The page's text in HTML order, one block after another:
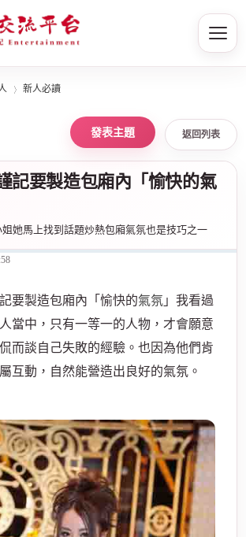
新人必讀
返回列表
記要製造包廂內「愉快的氣
馬上找到話題炒熱包廂氣氛也是技巧之一
要製造包廂內「愉快的氣氛 」我看過
當中，只有一等一的人物，才會願意
而談自己失敗的經驗。 也因為他們肯
互動，自然能營造出良好的氣氛 。